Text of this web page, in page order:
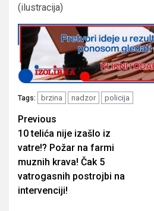
(ilustracija)
Tags: brzina nadzor policija
Post
navigation
Previous
10 telića nije izašlo iz
vatre!? Požar na farmi
muznih krava! Čak 5
vatrogasnih postrojbi na
intervenciji!